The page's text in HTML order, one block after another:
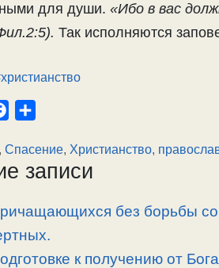
для души. «Ибо в вас
Так исполняются
c
e
o
o
k
п
р
в
и
т
Спасение, Христианство,
записи
без борьбы
к получению от